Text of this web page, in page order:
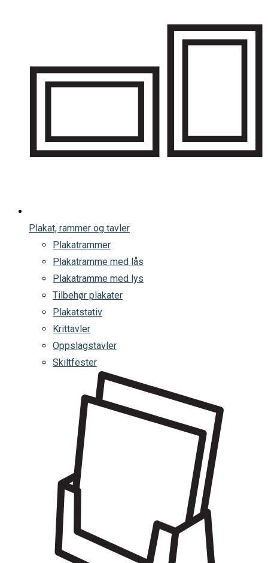
Plakat, rammer og tavler
Plakatrammer
Plakatramme med lås
Plakatramme med lys
Tilbehør plakater
Plakatstativ
Krittavler
Oppslagstavler
Skiltfester